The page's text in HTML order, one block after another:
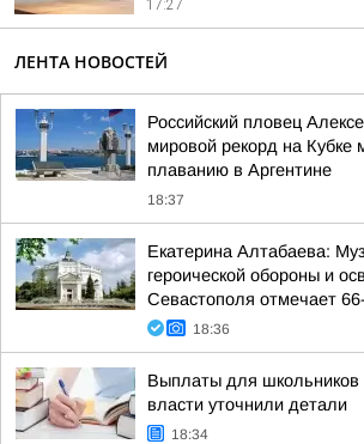
17:27
ЛЕНТА НОВОСТЕЙ
Российский пловец
мировой рекорд на Кубке
плаванию в Аргентине
18:37
Екатерина Алтабаева:
героической обороны и
Севастополя отмечает
18:36
Выплаты для школьников
власти уточнили детали
18:34